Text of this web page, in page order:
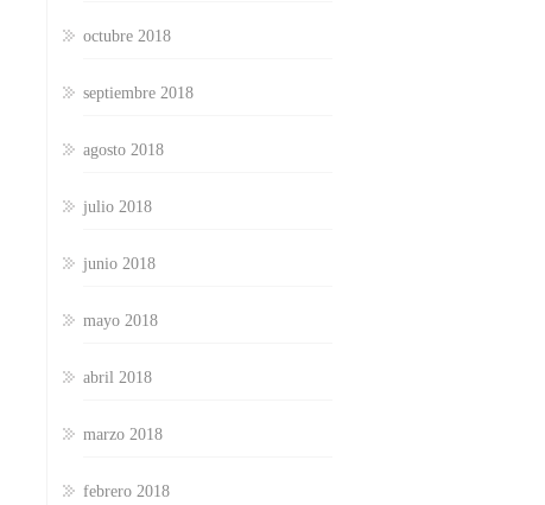
octubre 2018
septiembre 2018
agosto 2018
julio 2018
junio 2018
mayo 2018
abril 2018
marzo 2018
febrero 2018